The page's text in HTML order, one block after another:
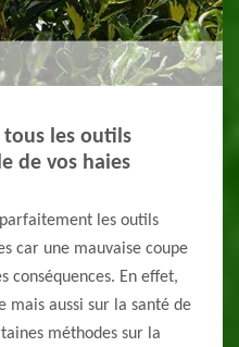
tous les outils
de vos haies
les outils
car une mauvaise coupe
conséquences. En effet,
mais aussi sur la santé de
méthodes sur la